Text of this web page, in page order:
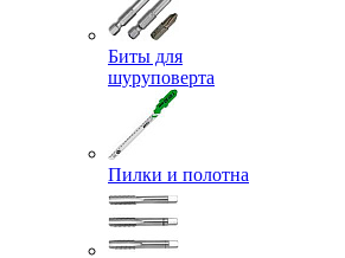
Биты для
шуруповерта
Пилки и полотна